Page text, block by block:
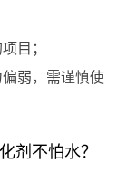
目；
弱，需谨慎使
剂不怕水？